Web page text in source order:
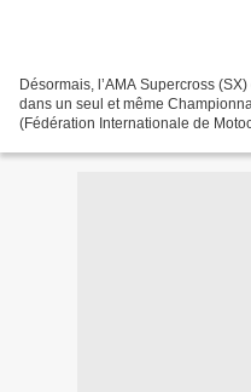
Désormais, l’AMA Supercross
dans un seul et même
(Fédération Internationale de